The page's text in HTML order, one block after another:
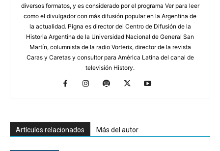
diversos formatos, y es considerado por el programa Ver para leer
como el divulgador con más difusión popular en la Argentina de
la actualidad. Pigna es director del Centro de Difusión de la
Historia Argentina de la Universidad Nacional de General San
Martín, columnista de la radio Vorterix, director de la revista
Caras y Caretas y consultor para América Latina del canal de
televisión History.
Artículos relacionados Más del autor